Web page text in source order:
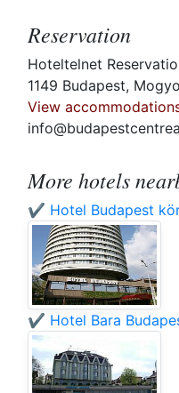
Reservation
Hoteltelnet
1149 Budapest,
View
More hotels
✔️ Hotel Budapest
✔️ Hotel Bara